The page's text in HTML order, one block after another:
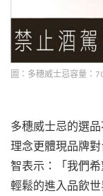
圖：多穗威士忌容量：
多穗威士忌的選
理念更體現品牌
智表示：「我們
輕鬆的進入品飲